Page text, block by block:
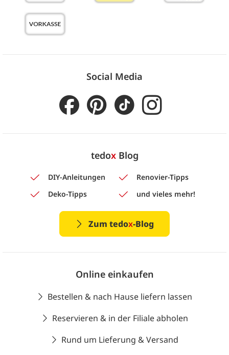
Social Media
tedoxBlog
DIY-Anleitungen
Renovier-Tipps
Deko-Tipps
und vieles mehr!
Zum tedox-Blog
Online einkaufen
Bestellen & nach Hause liefern lassen
Reservieren & in der Filiale abholen
Rund um Lieferung & Versand